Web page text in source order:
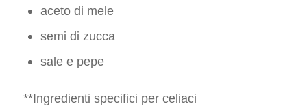
aceto di mele
semi di zucca
sale e pepe
**Ingredienti specifici per celiaci